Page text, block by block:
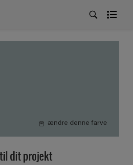
ændre denne farve
dit projekt